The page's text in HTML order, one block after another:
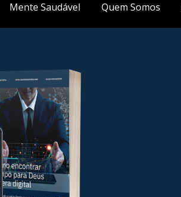
Mente Saudável Quem Somos